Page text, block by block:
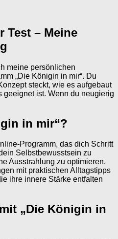
Test – Meine
meine persönlichen
„Die Königin in mir“. Du
steckt, wie es aufgebaut
geeignet ist. Wenn du neugierig
in mir“?
Programm, das dich Schritt
Selbstbewusstsein zu
Ausstrahlung zu optimieren.
mit praktischen Alltagstipps
ihre innere Stärke entfalten
„Die Königin in